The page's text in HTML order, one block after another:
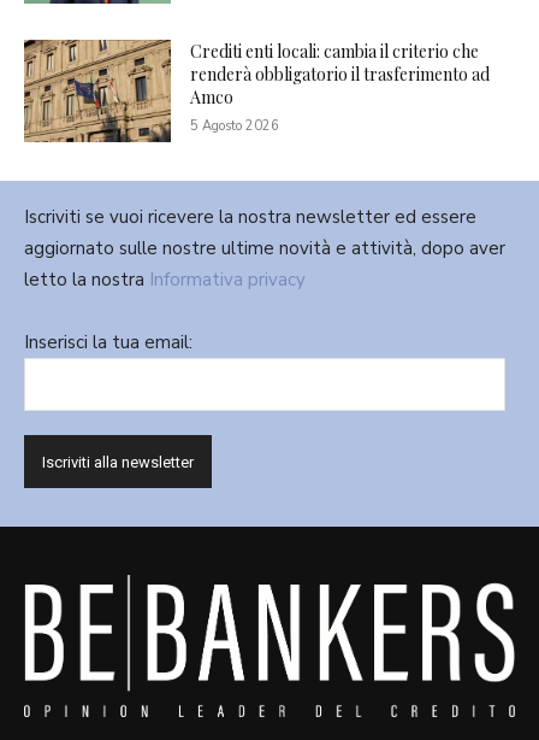
Crediti enti locali: cambia il criterio che
renderà obbligatorio il trasferimento ad
Amco
5 Agosto 2026
Iscriviti se vuoi ricevere la nostra newsletter ed essere
aggiornato sulle nostre ultime novità e attività, dopo aver
letto la nostra Informativa privacy
Inserisci la tua email: